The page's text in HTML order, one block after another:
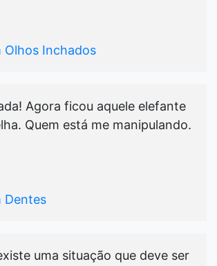
Olhos Inchados
Agora ficou aquele elefante
Quem está me manipulando.
Dentes
uma situação que deve ser